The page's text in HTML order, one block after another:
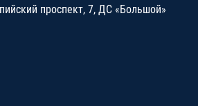
проспект, 7, ДС «Большой»